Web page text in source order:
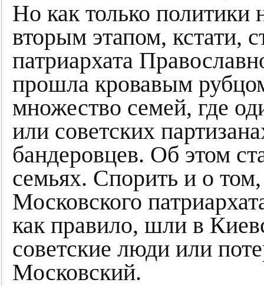
Но как только
вторым этапом, кстати,
патриархата
прошла кровавым
множество семей, где
или советских
бандеровцев. Об этом
семьях. Спорить и о
Московского
как правило, шли в
советские люди или
Московский.